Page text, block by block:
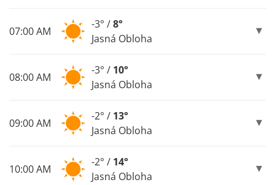
07:00 AM
-3° /8°
Jasná Obloha
08:00 AM
-3° / 10°
Jasná Obloha
09:00 AM
-2° / 13°
Jasná Obloha
10:00 AM
-2° / 14°
Jasná Obloha